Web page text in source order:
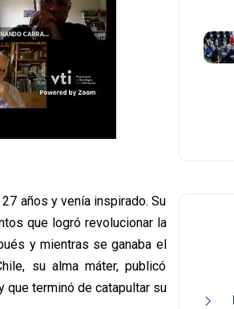
años y venía inspirado. Su
que logró revolucionar la
y mientras se ganaba el
su alma máter, publicó
que terminó de catapultar su